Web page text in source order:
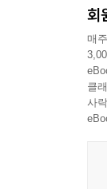
이
우
사
상
회
매
클
사